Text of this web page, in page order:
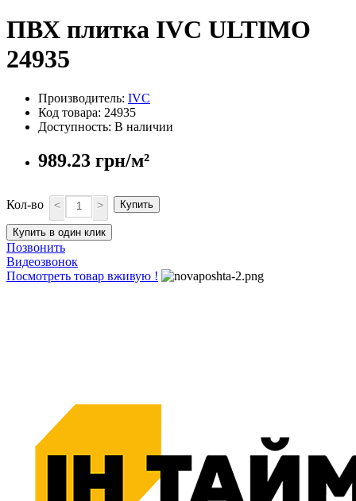
ПВХ плитка IVC ULTIMO
24935
Производитель: IVC
Код товара: 24935
Доступность: В наличии
989.23 грн/м²
Кол-во < > Купить
Купить в один клик
Позвонить
Видеозвонок
Посмотреть товар вживую !